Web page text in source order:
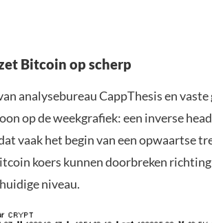
Bitcoin op scherp
analysebureau CappThesis en
op de weekgrafiek: een inverse
vaak het begin van een opwaartse
koers kunnen doorbreken richting
niveau.